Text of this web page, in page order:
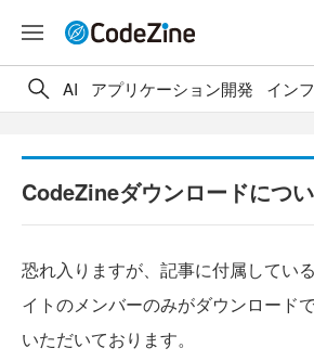
AI アプリケーション開発 イン
CodeZineダウンロードにつ
恐れ入りますが、記事に付属してい
イトのメンバーのみがダウンロード
いただいております。